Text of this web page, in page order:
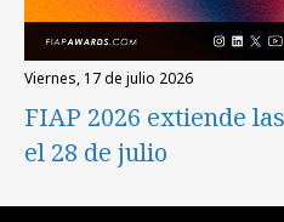
viernes, 17 de julio 2026
FIAP 2026 extiende
el 28 de julio